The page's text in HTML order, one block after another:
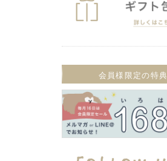
会員様限定の特典